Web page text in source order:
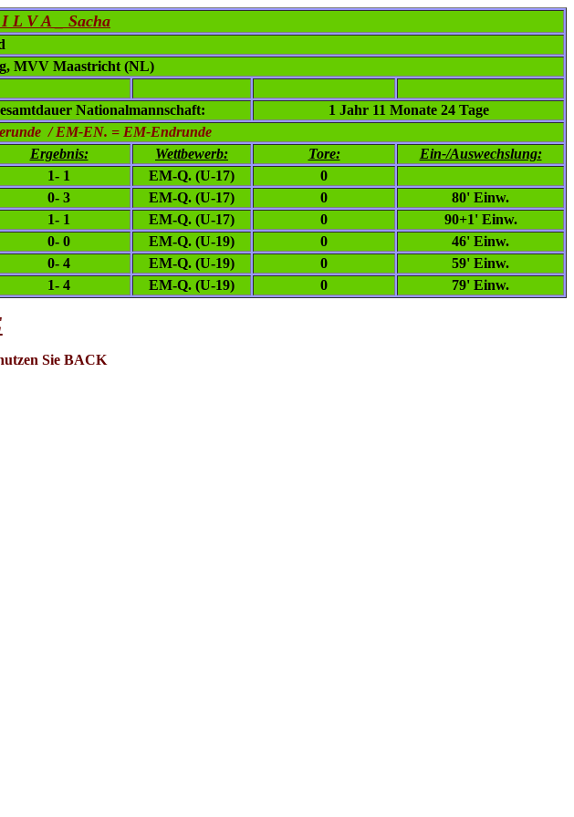
L V A _ Sacha
MVV Maastricht (NL)
Nationalmannschaft:
1 Jahr 11 Monate 24 Tage
/ EM-EN. = EM-Endrunde
Ergebnis: Wettbewerb: Tore:
Ein-/Auswechslung:
1- 1 EM-Q. (U-17)
0
0- 3 EM-Q. (U-17) 0
80' Einw.
1- 1 EM-Q. (U-17) 0
90+1' Einw.
0- 0 EM-Q. (U-19) 0
46' Einw.
0- 4 EM-Q. (U-19) 0
59' Einw.
1- 4 EM-Q. (U-19) 0 79' Einw.
Sie BACK